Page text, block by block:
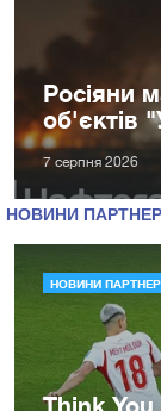
Росіяни
об'єктів
7 серпня 2026